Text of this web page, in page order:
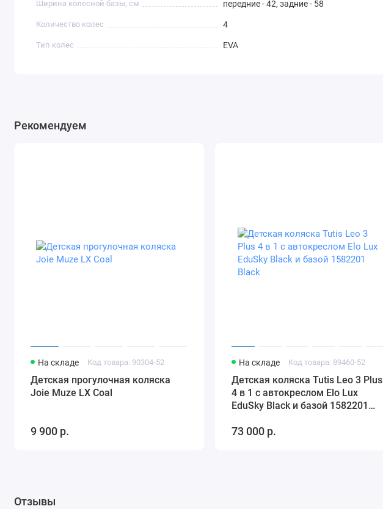
Ширина колесной базы, см передние - 42, задние - 58
Количество колес 4
Тип колес EVA
Рекомендуем
На складе Код товара: 90304-52
Детская прогулочная коляска
Joie Muze LX Coal
9 900 р.
На складе Код товара: 89460-52
Детская коляска Tutis Leo 3 Plus
4 в 1 с автокреслом Elo Lux
EduSky Black и базой 1582201
73 000 р.
Отзывы